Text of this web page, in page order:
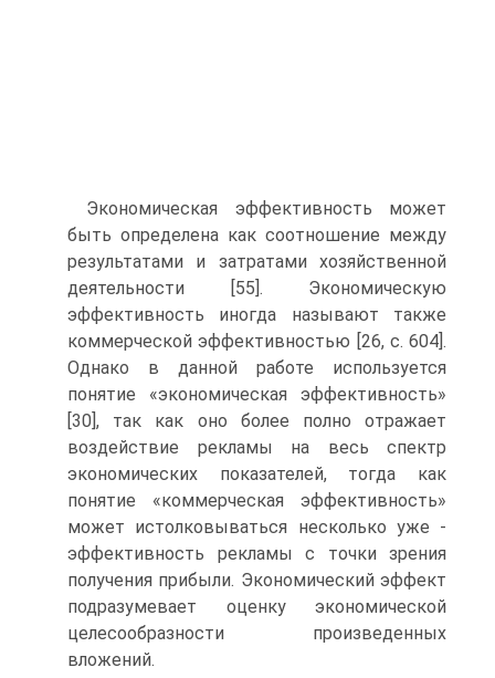
Экономическая эффективность может
быть определена как соотношение между
результатами и затратами хозяйственной
деятельности [55]. Экономическую
эффективность иногда называют также
коммерческой эффективностью [26, с. 604].
Однако в данной работе используется
понятие «экономическая эффективность»
[30], так как оно более полно отражает
воздействие рекламы на весь спектр
экономических показателей, тогда как
понятие «коммерческая эффективность»
может истолковываться несколько уже -
эффективность рекламы с точки зрения
получения прибыли. Экономический эффект
подразумевает оценку экономической
целесообразности произведенных
вложений.